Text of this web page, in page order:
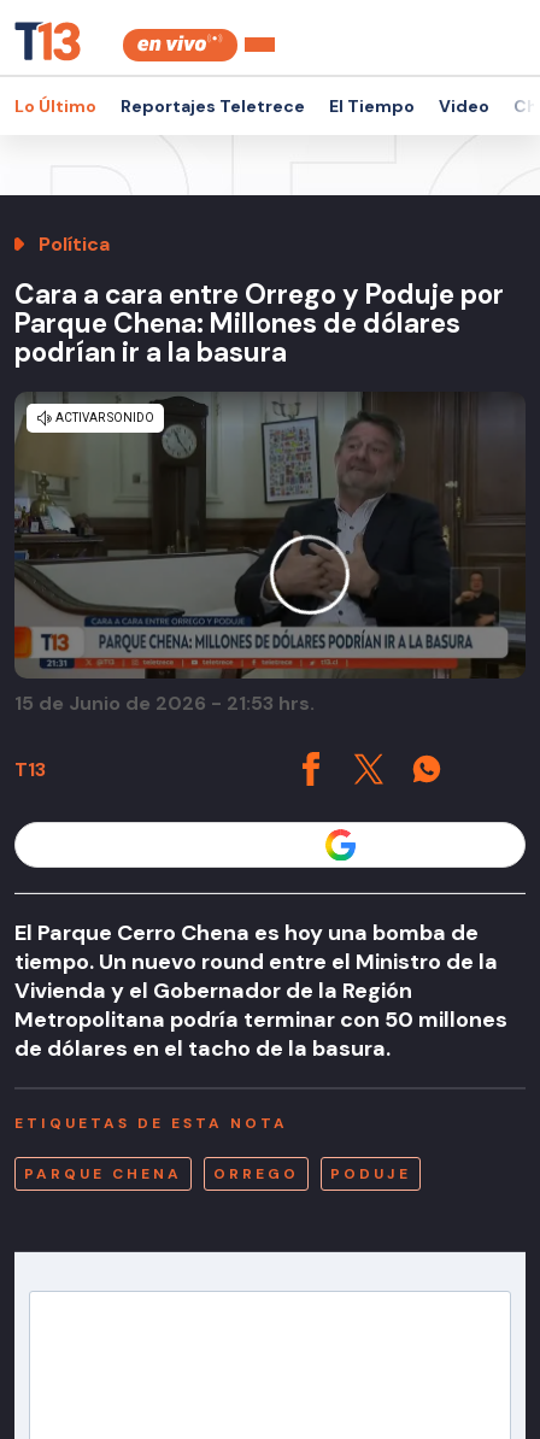
Lo Último Reportajes Teletrece El Tiempo Video
Política
Cara a cara entre Orrego y Poduje por
Parque Chena: Millones de dólares
podrían ir a la basura
T13
15 de Junio de 2026 - 21:53 hrs.
El Parque Cerro Chena es hoy una bomba de
tiempo. Un nuevo round entre el Ministro de la
Vivienda y el Gobernador de la Región
Metropolitana podría terminar con 50 millones
de dólares en el tacho de la basura.
ETIQUETAS DE ESTA NOTA
PARQUE CHENA ORREGO PODUJE